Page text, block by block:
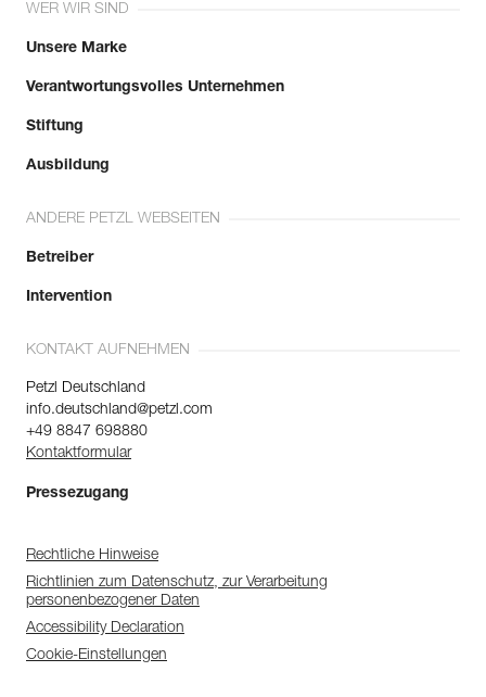
WER WIR SIND
Unsere Marke
Verantwortungsvolles Unternehmen
Stiftung
Ausbildung
ANDERE PETZL WEBSEITEN
Betreiber
Intervention
KONTAKT AUFNEHMEN
Petzl Deutschland
info.deutschland@petzl.com
+49 8847 698880
Kontaktformular
Pressezugang
Rechtliche Hinweise
Richtlinien zum Datenschutz, zur Verarbeitung
personenbezogener Daten
Accessibility Declaration
Cookie-Einstellungen